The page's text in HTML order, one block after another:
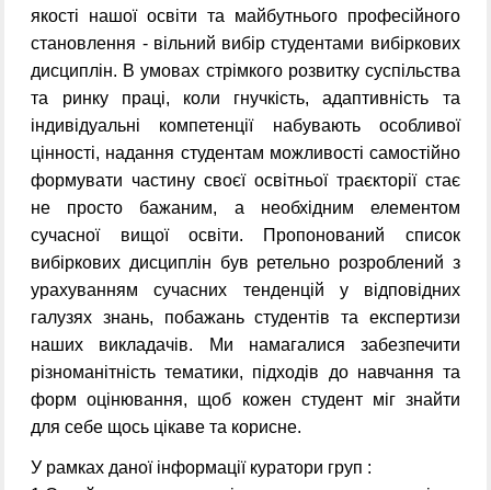
якості нашої освіти та майбутнього професійного
становлення - вільний вибір студентами вибіркових
дисциплін. В умовах стрімкого розвитку суспільства
та ринку праці, коли гнучкість, адаптивність та
індивідуальні компетенції набувають особливої
цінності, надання студентам можливості самостійно
формувати частину своєї освітньої траєкторії стає
не просто бажаним, а необхідним елементом
сучасної вищої освіти. Пропонований список
вибіркових дисциплін був ретельно розроблений з
урахуванням сучасних тенденцій у відповідних
галузях знань, побажань студентів та експертизи
наших викладачів. Ми намагалися забезпечити
різноманітність тематики, підходів до навчання та
форм оцінювання, щоб кожен студент міг знайти
для себе щось цікаве та корисне.
У рамках даної інформації куратори груп :